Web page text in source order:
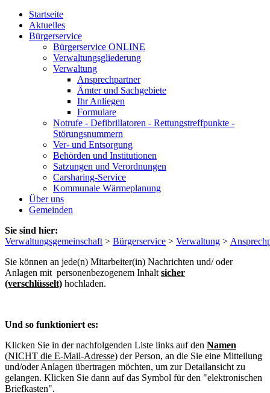
Startseite
Aktuelles
Bürgerservice
Bürgerservice ONLINE
Verwaltungsgliederung
Verwaltung
Ansprechpartner
Ämter und Sachgebiete
Ihr Anliegen
Formulare
Notrufe - Defibrillatoren - Rettungstreffpunkte -
Störungsnummern
Ver- und Entsorgung
Behörden und Institutionen
Satzungen und Verordnungen
Carsharing-Service
Kommunale Wärmeplanung
Über uns
Gemeinden
Sie sind hier:
Verwaltungsgemeinschaft > Bürgerservice > Verwaltung >
Sie können an jede(n) Mitarbeiter(in) Nachrichten und/ oder
Anlagen mit personenbezogenem Inhalt sicher
(verschlüsselt) hochladen.
Und so funktioniert es:
Klicken Sie in der nachfolgenden Liste links auf den Namen
(NICHT die E-Mail-Adresse) der Person, an die Sie eine Mitteilung
und/oder Anlagen übertragen möchten, um zur Detailansicht zu
gelangen. Klicken Sie dann auf das Symbol für den "elektronischen
Briefkasten".